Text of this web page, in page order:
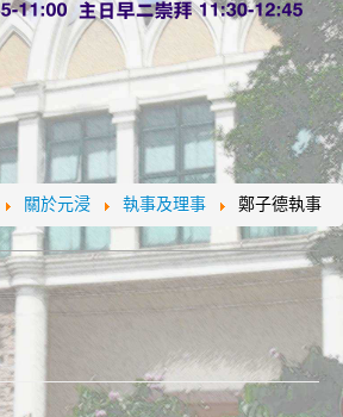
關於元浸 執事及理事 鄭子德執事